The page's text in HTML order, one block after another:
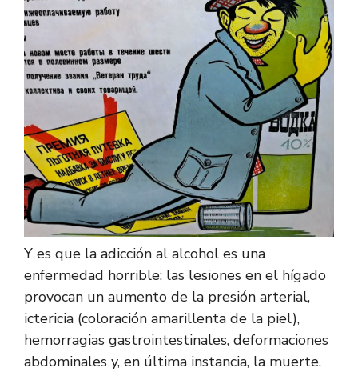
Y es que la adicción al alcohol es una
enfermedad horrible: las lesiones en el hígado
provocan un aumento de la presión arterial,
ictericia (coloración amarillenta de la piel),
hemorragias gastrointestinales, deformaciones
abdominales y, en última instancia, la muerte.